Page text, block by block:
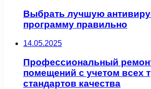
Выбрать лучшую
программу правильно
14.05.2025
Профессиональный
помещений с учетом всех
стандартов качества